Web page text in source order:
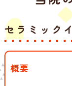
セラミック
概要